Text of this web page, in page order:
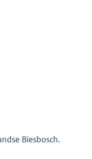
Biesbosch.